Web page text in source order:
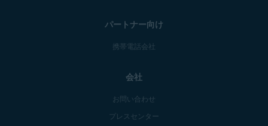
パートナー向け
携帯電話会社
会社
お問い合わせ
プレスセンター